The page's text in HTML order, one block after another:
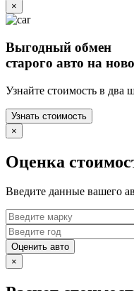
×
Выгодный обмен
старого авто на
Узнайте стоимость в два
Узнать стоимость
×
Оценка
Введите данные вашего
Оценить авто
×